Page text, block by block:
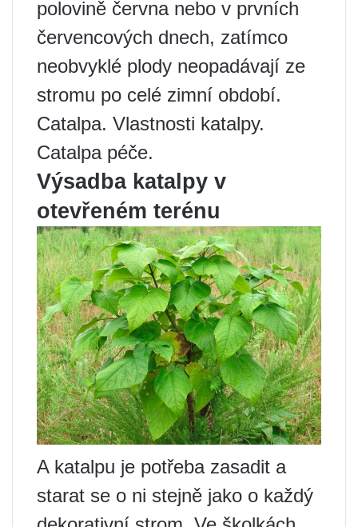
polovině června nebo v prvních
červencových dnech, zatímco
neobvyklé plody neopadávají ze
stromu po celé zimní období.
Catalpa. Vlastnosti katalpy.
Catalpa péče.
Výsadba katalpy v
otevřeném terénu
A katalpu je potřeba zasadit a
starat se o ni stejně jako o každý